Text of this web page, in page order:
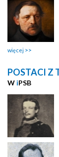
więcej
POSTACI Z
W iPSB